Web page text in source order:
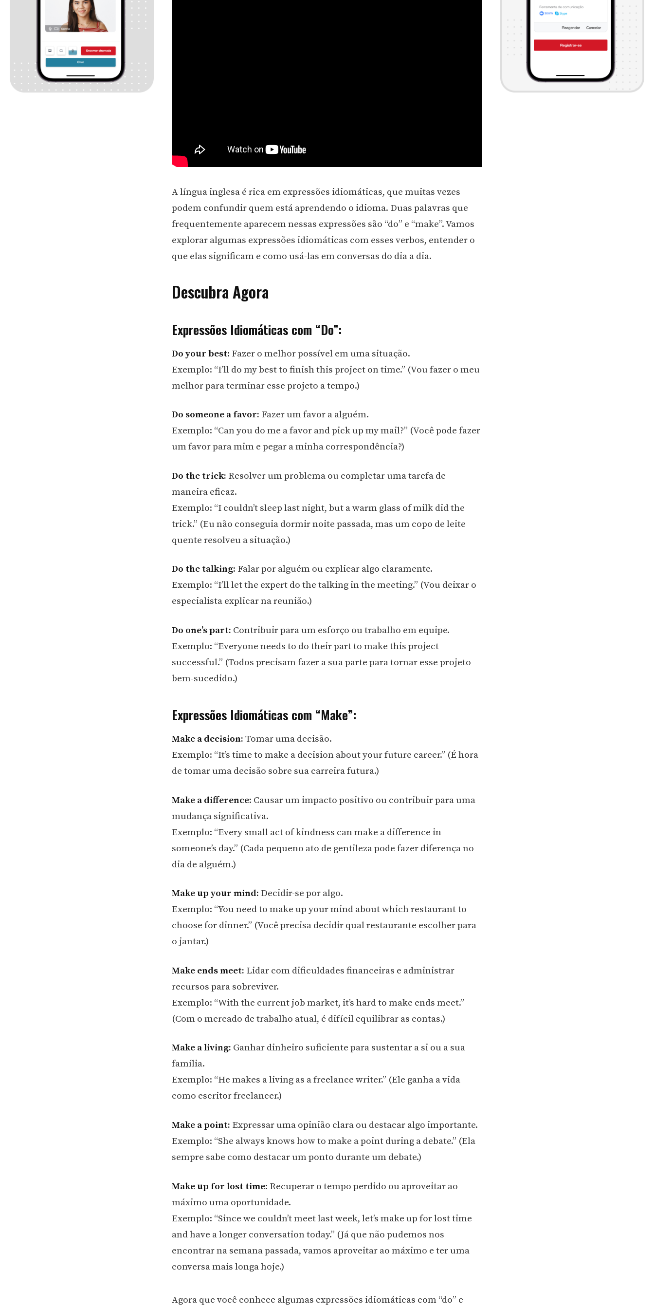
A língua inglesa é rica em expressões idiomáticas, que muitas vezes
podem confundir quem está aprendendo o idioma. Duas palavras que
frequentemente aparecem nessas expressões são “do” e “make”. Vamos
explorar algumas expressões idiomáticas com esses verbos, entender o
que elas significam e como usá-las em conversas do dia a dia.
Descubra Agora
Expressões Idiomáticas com “Do”:
Do your best: Fazer o melhor possível em uma situação.
Exemplo: “I’ll do my best to finish this project on time.” (Vou fazer o meu
melhor para terminar esse projeto a tempo.)
Do someone a favor: Fazer um favor a alguém.
Exemplo: “Can you do me a favor and pick up my mail?” (Você pode fazer
um favor para mim e pegar a minha correspondência?)
Do the trick: Resolver um problema ou completar uma tarefa de
maneira eficaz.
Exemplo: “I couldn’t sleep last night, but a warm glass of milk did the
trick.” (Eu não conseguia dormir noite passada, mas um copo de leite
quente resolveu a situação.)
Do the talking: Falar por alguém ou explicar algo claramente.
Exemplo: “I’ll let the expert do the talking in the meeting.” (Vou deixar o
especialista explicar na reunião.)
Do one’s part: Contribuir para um esforço ou trabalho em equipe.
Exemplo: “Everyone needs to do their part to make this project
successful.” (Todos precisam fazer a sua parte para tornar esse projeto
bem-sucedido.)
Expressões Idiomáticas com “Make”:
Make a decision: Tomar uma decisão.
Exemplo: “It’s time to make a decision about your future career.” (É hora
de tomar uma decisão sobre sua carreira futura.)
Make a difference: Causar um impacto positivo ou contribuir para uma
mudança significativa.
Exemplo: “Every small act of kindness can make a difference in
someone’s day.” (Cada pequeno ato de gentileza pode fazer diferença no
dia de alguém.)
Make up your mind: Decidir-se por algo.
Exemplo: “You need to make up your mind about which restaurant to
choose for dinner.” (Você precisa decidir qual restaurante escolher para
o jantar.)
Make ends meet: Lidar com dificuldades financeiras e administrar
recursos para sobreviver.
Exemplo: “With the current job market, it’s hard to make ends meet.”
(Com o mercado de trabalho atual, é difícil equilibrar as contas.)
Make a living: Ganhar dinheiro suficiente para sustentar a si ou a sua
família.
Exemplo: “He makes a living as a freelance writer.” (Ele ganha a vida
como escritor freelancer.)
Make a point: Expressar uma opinião clara ou destacar algo importante.
Exemplo: “She always knows how to make a point during a debate.” (Ela
sempre sabe como destacar um ponto durante um debate.)
Make up for lost time: Recuperar o tempo perdido ou aproveitar ao
máximo uma oportunidade.
Exemplo: “Since we couldn’t meet last week, let’s make up for lost time
and have a longer conversation today.” (Já que não pudemos nos
encontrar na semana passada, vamos aproveitar ao máximo e ter uma
conversa mais longa hoje.)
Agora que você conhece algumas expressões idiomáticas com “do” e